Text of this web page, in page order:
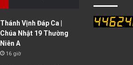
Thánh Vịnh Đáp Ca |
Chúa Nhật 19 Thường
Niên A
16 giờ